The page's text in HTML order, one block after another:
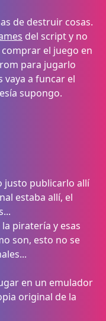
de destruir cosas.
del script y no
el juego en
para jugarlo
vaya a funcar el
supongo.
justo publicarlo allí
estaba allí, el
piratería y esas
son, esto no se
en un emulador
original de la